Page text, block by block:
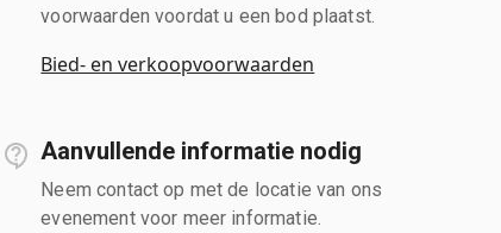
voorwaarden voordat u een bod plaatst.
Bied- en verkoopvoorwaarden
Aanvullende informatie nodig
Neem contact op met de locatie van ons
evenement voor meer informatie.